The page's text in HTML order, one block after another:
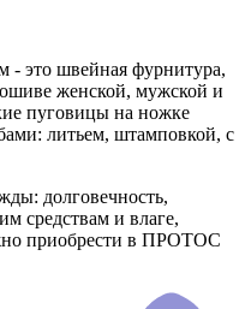
- это швейная фурнитура,
женской, мужской и
пуговицы на ножке
литьем, штамповкой, с
долговечность,
средствам и влаге,
приобрести в ПРОТОС